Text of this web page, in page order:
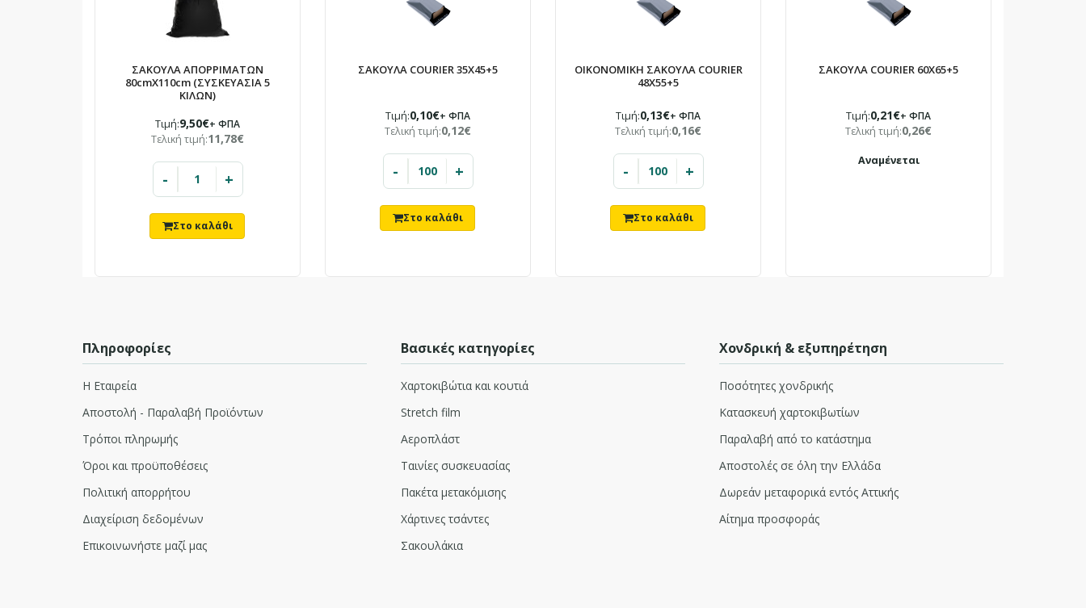
ΣΑΚΟΥΛΑ ΑΠΟΡΡΙΜΑΤΩΝ
80cmΧ110cm (ΣΥΣΚΕΥΑΣΙΑ 5
ΚΙΛΩΝ)
Τιμή:9,50€+ ΦΠΑ
Τελική τιμή:11,78€
- +
ΣΑΚΟΥΛΑ COURIER 35X45+5
Τιμή:0,10€+ ΦΠΑ
Τελική τιμή:0,12€
- +
ΟΙΚΟΝΟΜΙΚΗ ΣΑΚΟΥΛΑ COURIER
48X55+5
Τιμή:0,13€+ ΦΠΑ
Τελική τιμή:0,16€
- +
ΣΑΚΟΥΛΑ COURIER 60X65+5
Τιμή:0,21€+ ΦΠΑ
Τελική τιμή:0,26€
Αναμένεται
Πληροφορίες
Η Εταιρεία
Αποστολή - Παραλαβή Προϊόντων
Τρόποι πληρωμής
Όροι και προϋποθέσεις
Πολιτική απορρήτου
Διαχείριση δεδομένων
Επικοινωνήστε μαζί μας
Βασικές κατηγορίες
Χαρτοκιβώτια και κουτιά
Stretch film
Αεροπλάστ
Ταινίες συσκευασίας
Πακέτα μετακόμισης
Χάρτινες τσάντες
Σακουλάκια
Χονδρική & εξυπηρέτηση
Ποσότητες χονδρικής
Κατασκευή χαρτοκιβωτίων
Παραλαβή από το κατάστημα
Αποστολές σε όλη την Ελλάδα
Δωρεάν μεταφορικά εντός Αττικής
Αίτημα προσφοράς